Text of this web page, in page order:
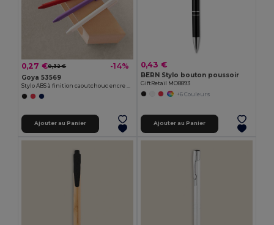
0,27 €0,32 € -14%
Goya 53569
Ajouter au Panier
0,43 €
BERN Stylo bouton poussoir
GiftRetail MO8893
+6 Couleurs
Ajouter au Panier